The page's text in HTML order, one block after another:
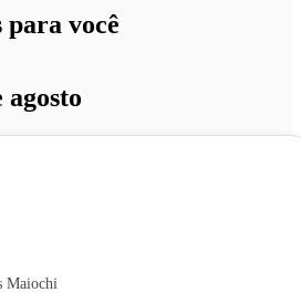
para você
agosto
Maiochi